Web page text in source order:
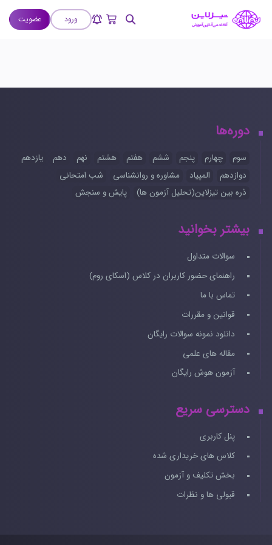
ورود عضویت
دوره‌ها
سوم چهارم پنجم ششم هفتم هشتم نهم دهم
یازدهم
دوازدهم
المپیاد مشاوره و روانشناسی
شب امتحانی
ذره بین تیزلاین(تحلیل آزمون ها)
پایش و سنجش
بیشتر بخوانید
سوالات متداول
راهنمای حضور کاربران در کلاس (اسکای روم)
تماس با ما
قوانین و مقررات
دانلود نمونه سوالات رایگان
مقاله های علمی
آزمون هوش رایگان
دسترسی سریع
پنل کاربری
کلاس های خریداری شده
بخش تکلیف و آزمون
قبولی ها و نظرات